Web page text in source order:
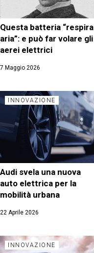
Questa batteria “respira
aria”: e può far volare gli
aerei elettrici
7 Maggio 2026
INNOVAZIONE
Audi svela una nuova
auto elettrica per la
mobilità urbana
22 Aprile 2026
INNOVAZIONE